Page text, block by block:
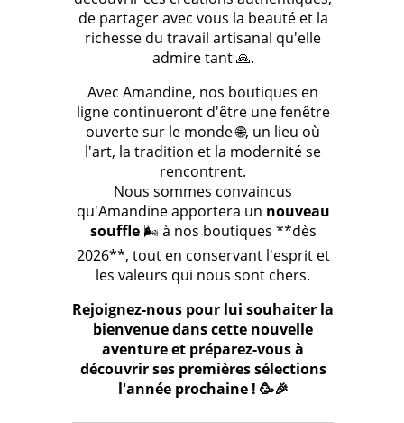
de partager avec vous la beauté et la
richesse du travail artisanal qu'elle
admire tant 🙏.
Avec Amandine, nos boutiques en
ligne continueront d'être une fenêtre
ouverte sur le monde 🌐, un lieu où
l'art, la tradition et la modernité se
rencontrent.
Nous sommes convaincus
qu'Amandine apportera un nouveau
souffle🌬️ à nos boutiques **dès
2026**, tout en conservant l'esprit et
les valeurs qui nous sont chers.
Rejoignez-nous pour lui souhaiter la
bienvenue dans cette nouvelle
aventure et préparez-vous à
découvrir ses premières sélections
l'année prochaine ! 🥳🎉